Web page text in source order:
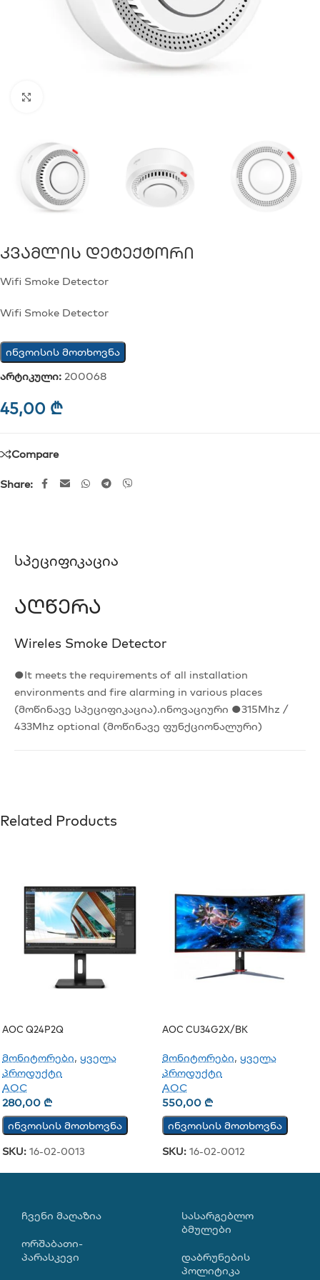
Კვამლის Დეტექტორი
Wifi Smoke Detector
Wifi Smoke Detector
ინვოისის მოთხოვნა
არტიკული: 200068
45,00 ₾
Compare
Share:
Სპეციფიკაცია
Აღწერა
Wireles Smoke Detector
●It meets the requirements of all installation
environments and fire alarming in various places
(მოწინავე სპეციფიკაცია).ინოვაციური ●315Mhz /
433Mhz optional (მოწინავე ფუნქციონალური)
Related Products
AOC Q24P2Q
მონიტორები, ყველა
პროდუქტი
AOC
280,00 ₾
ინვოისის მოთხოვნა
SKU: 16-02-0013
AOC CU34G2X/BK
მონიტორები, ყველა
პროდუქტი
AOC
550,00 ₾
ინვოისის მოთხოვნა
SKU: 16-02-0012
ᲩᲕᲔᲜᲘ ᲛᲐᲦᲐᲖᲘᲐ
ორშაბათი-
პარასკევი
ᲡᲐᲡᲐᲠᲒᲔᲑᲚᲝ
ᲑᲛᲣᲚᲔᲑᲘ
დაბრუნების
პოლიტიკა